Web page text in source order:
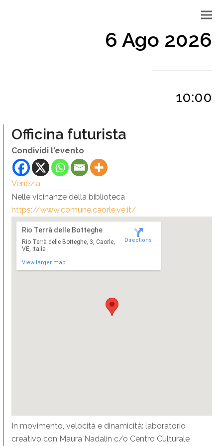
6 Ago 2026
10:00
Officina futurista
Condividi l'evento
Venezia
Nelle vicinanze della biblioteca
https://www.comune.caorle.ve.it/
Rio Terrà delle Botteghe
Rio Terrà delle Botteghe, 3, Caorle,
VE, Italia
View larger map
Directions
In movimento, velocità e dinamicità: laboratorio
creativo con Maura Nadalin c/o Centro Culturale